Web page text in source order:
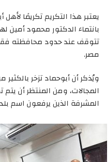
يعتبر هذا التكريم تكريمًا
بانتماء الدكتور محمود
تتوقف عند حدود محافظته
مصر.
ويُذكر أن أبوحماد تزخر
المجالات، ومن المنتظر أن يتم
المشرفة الذين يرفعون اسم